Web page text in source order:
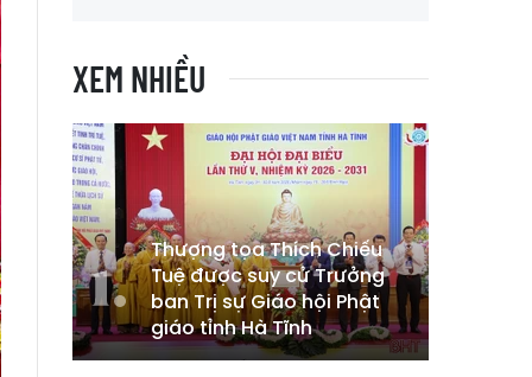
XEM NHIỀU
Thượng tọa Thích Chiếu
Tuệ được suy cử Trưởng
ban Trị sự Giáo hội Phật
giáo tỉnh Hà Tĩnh